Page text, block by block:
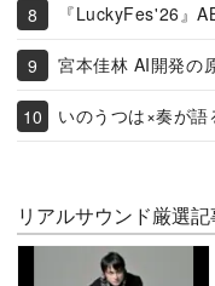
『LuckyFes'26』
宮本佳林 AI開発の
いのうつは×奏が
リアルサウンド厳選